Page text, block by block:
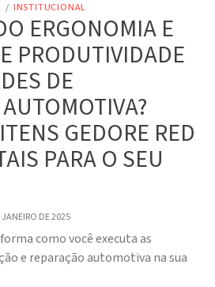
/ INSTITUCIONAL
ERGONOMIA E
PRODUTIVIDADE
DE
GEDORE RED
PARA O SEU
JANEIRO DE 2025
como você executa as
e reparação automotiva na sua